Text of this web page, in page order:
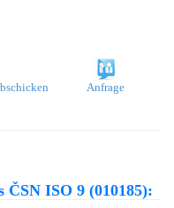
Anfrage
ČSN ISO 9 (010185):